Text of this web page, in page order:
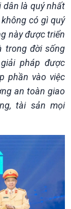
là quý nhất
có gì quý
này được triển
trong đời sống
pháp được
phần vào việc
an toàn giao
tài sản mọi